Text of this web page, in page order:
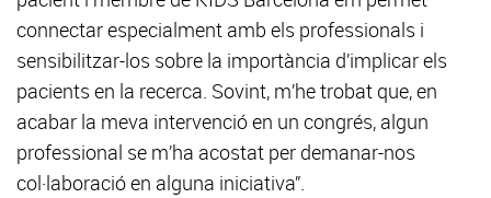
connectar especialment amb els professionals i
sensibilitzar-los sobre la importància d’implicar els
pacients en la recerca. Sovint, m’he trobat que, en
acabar la meva intervenció en un congrés, algun
professional se m’ha acostat per demanar-nos
col·laboració en alguna iniciativa”.